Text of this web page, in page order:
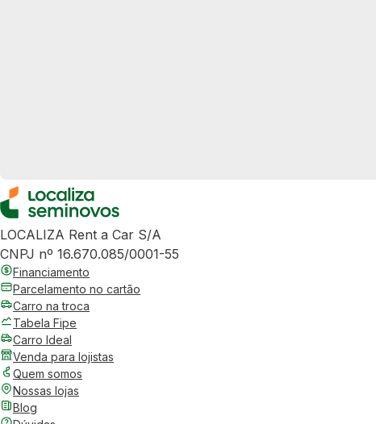
LOCALIZA Rent a Car S/A
CNPJ nº 16.670.085/0001-55
Financiamento
Parcelamento no cartão
Carro na troca
Tabela Fipe
Carro Ideal
Venda para lojistas
Quem somos
Nossas lojas
Blog